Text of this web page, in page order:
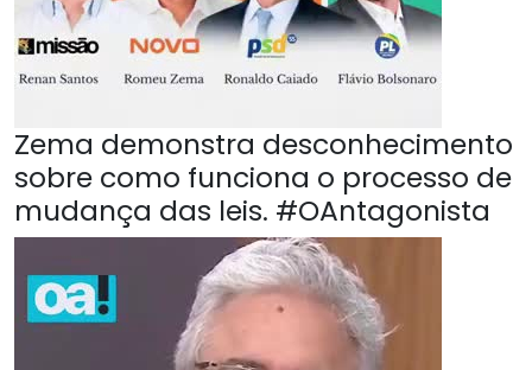
Zema demonstra desconhecimento
sobre como funciona o processo de
mudança das leis. #OAntagonista